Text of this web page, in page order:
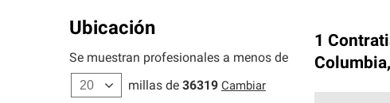
Ubicación
Se muestran profesionales a menos de
millas de 36319 Cambiar
1
Columbia,